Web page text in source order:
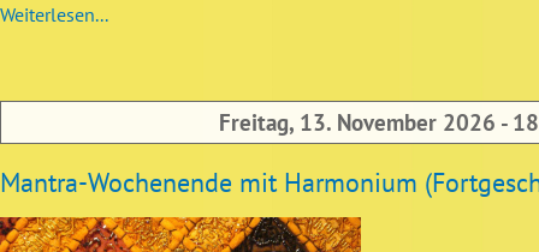
Weiterlesen...
Freitag, 13. November 2026 -
Mantra-Wochenende mit Harmonium